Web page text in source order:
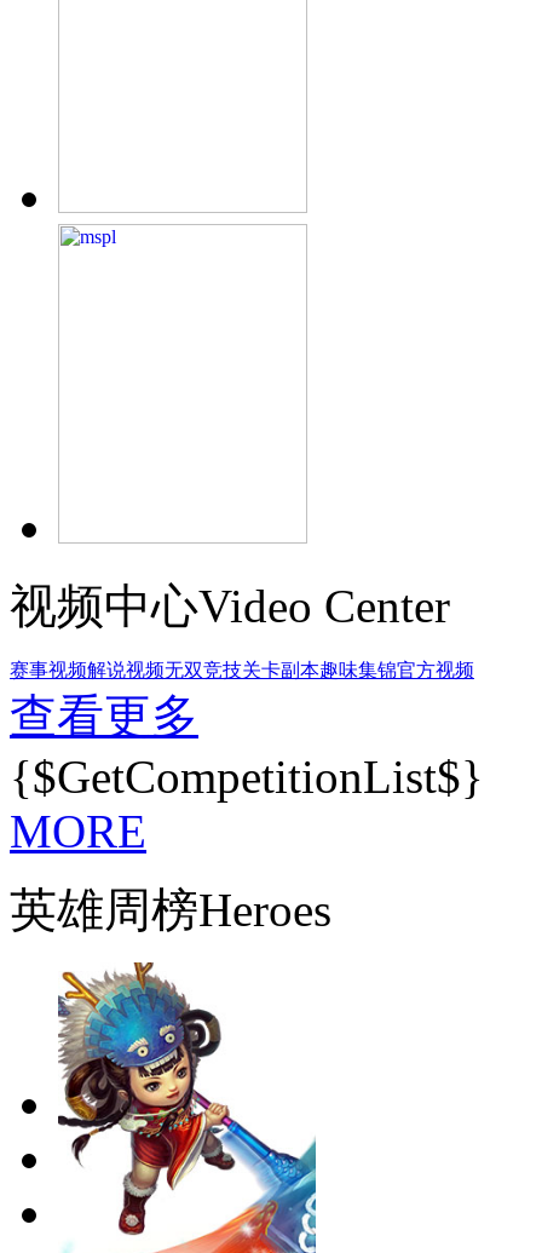
视频中心Video Center
赛事视频解说视频无双竞技关卡副本趣味集锦官方视频
查看更多
{$GetCompetitionList$}
MORE
英雄周榜Heroes